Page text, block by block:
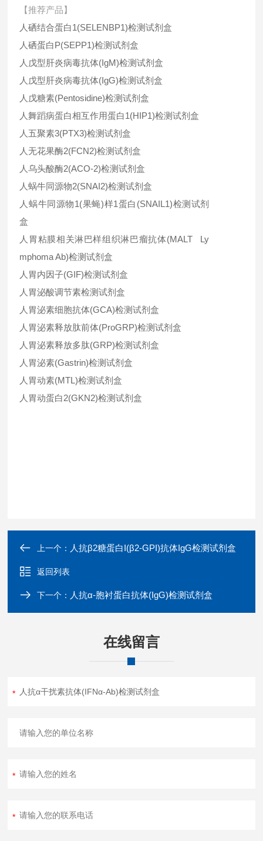
【推荐产品】
人硒结合蛋白1(SELENBP1)检测试剂盒
人硒蛋白P(SEPP1)检测试剂盒
人戊型肝炎病毒抗体(IgM)检测试剂盒
人戊型肝炎病毒抗体(IgG)检测试剂盒
人戊糖素(Pentosidine)检测试剂盒
人舞蹈病蛋白相互作用蛋白1(HIP1)检测试剂盒
人五聚素3(PTX3)检测试剂盒
人无花果酶2(FCN2)检测试剂盒
人乌头酸酶2(ACO-2)检测试剂盒
人蜗牛同源物2(SNAI2)检测试剂盒
人蜗牛同源物1(果蝇)样1蛋白(SNAIL1)检测试剂
盒
人胃粘膜相关淋巴样组织淋巴瘤抗体(MALT Ly
mphoma Ab)检测试剂盒
人胃内因子(GIF)检测试剂盒
人胃泌酸调节素检测试剂盒
人胃泌素细胞抗体(GCA)检测试剂盒
人胃泌素释放肽前体(ProGRP)检测试剂盒
人胃泌素释放多肽(GRP)检测试剂盒
人胃泌素(Gastrin)检测试剂盒
人胃动素(MTL)检测试剂盒
人胃动蛋白2(GKN2)检测试剂盒
上一个： 人抗β2糖蛋白I(β2-GPI)抗体IgG检测试剂盒
返回列表
下一个： 人抗α-胞衬蛋白抗体(IgG)检测试剂盒
在线留言